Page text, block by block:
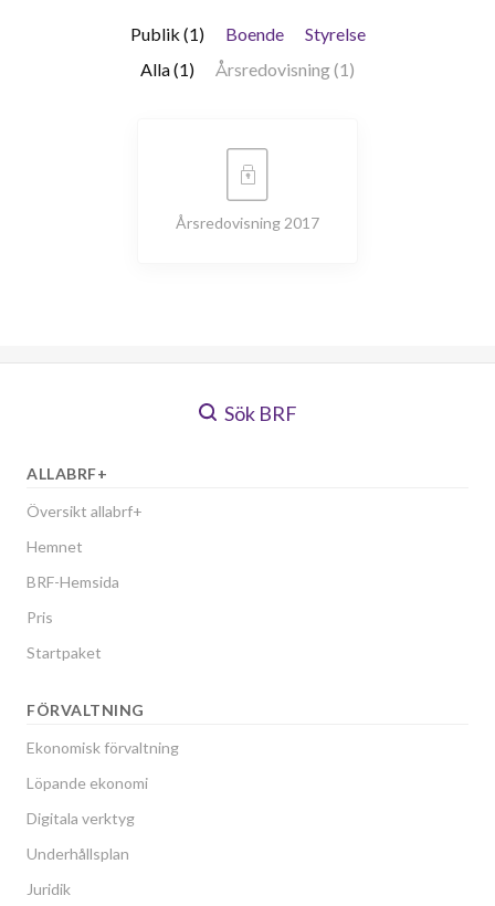
Publik (1) Boende
Styrelse
Alla (1)
Årsredovisning (1)
Årsredovisning 2017
Sök BRF
ALLABRF+
Översikt allabrf+
Hemnet
BRF-Hemsida
Pris
Startpaket
FÖRVALTNING
Ekonomisk förvaltning
Löpande ekonomi
Digitala verktyg
Underhållsplan
Juridik